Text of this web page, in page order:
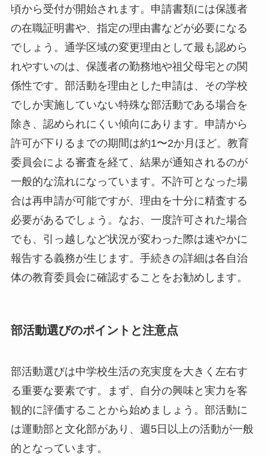
頃から受付が開始されます。申請書類には保護者
の在職証明書や、指定の理由書などが必要になる
でしょう。通学区域の変更理由として最も認めら
れやすいのは、保護者の勤務地や祖父母宅との関
係性です。部活動を理由とした申請は、その学校
でしか実施していない特殊な部活動である場合を
除き、認められにくい傾向にあります。申請から
許可が下りるまでの期間は約1〜2か月ほど。教育
委員会による審査を経て、結果が通知されるのが
一般的な流れになっています。不許可となった場
合は再申請が可能ですが、理由を十分に精査する
必要があるでしょう。なお、一度許可された場合
でも、引っ越しなど状況が変わった際は速やかに
報告する義務が生じます。手続きの詳細は各自治
体の教育委員会に確認することをお勧めします。
部活動選びのポイントと注意点
部活動選びは中学校生活の充実度を大きく左右す
る重要な要素です。まず、自分の興味と実力を客
観的に評価することから始めましょう。部活動に
は運動部と文化部があり、週5日以上の活動が一般
的となっています。